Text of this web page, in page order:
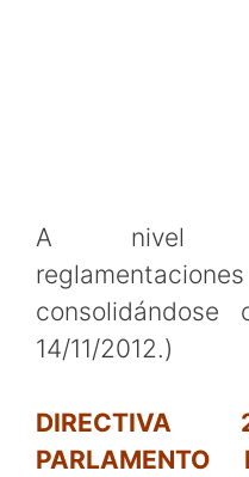
A nivel
14/11/2012.)
DIRECTIVA